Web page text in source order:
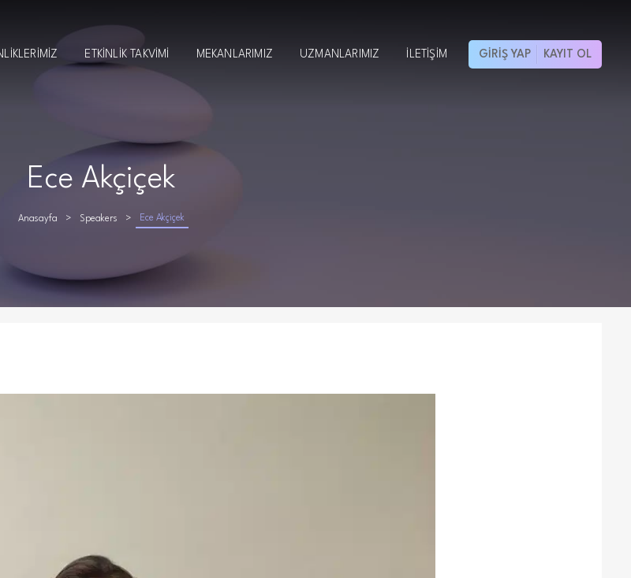
ETKINLIK TAKVIMI MEKANLARIMIZ UZMANLARIMIZ İLETIŞIM GIRIŞ YAP KAYIT OL
Ece Akçiçek
Anasayfa Speakers Ece Akçiçek